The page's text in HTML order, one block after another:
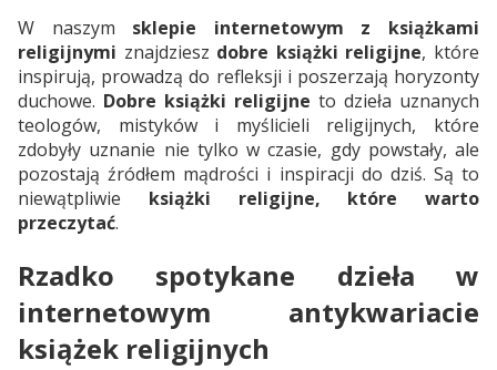
W naszym sklepie internetowym z książkami
religijnymi znajdziesz dobre książki religijne, które
inspirują, prowadzą do refleksji i poszerzają horyzonty
duchowe. Dobre książki religijne to dzieła uznanych
teologów, mistyków i myślicieli religijnych, które
zdobyły uznanie nie tylko w czasie, gdy powstały, ale
pozostają źródłem mądrości i inspiracji do dziś. Są to
niewątpliwie książki religijne, które warto
przeczytać.
Rzadko spotykane dzieła w
internetowym antykwariacie
książek religijnych